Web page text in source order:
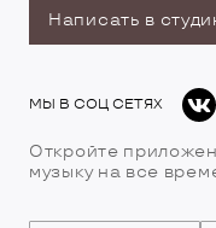
Написать в
МЫ В СОЦ СЕТЯХ
Откройте
музыку на все